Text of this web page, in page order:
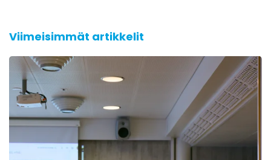
Viimeisimmät artikkelit